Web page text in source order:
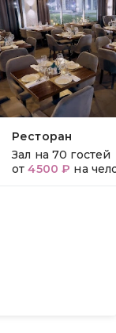
Ресторан
Зал на 70 гостей
от4500 ₽ на